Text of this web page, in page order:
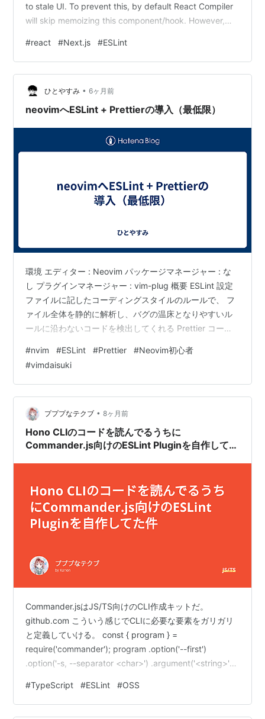
to stale UI. To prevent this, by default React Compiler
will skip memoizing this component/hook. However,
to other components/hoo…
#react #Next.js #ESLint
ひとやすみ • 6ヶ月前
neovimへESLint + Prettierの導入（最低限）
環境 エディター : Neovim パッケージマネージャー : な
し プラグインマネージャー : vim-plug 概要 ESLint 設定
ファイルに記したコーディングスタイルのルールで、 フ
ァイル全体を静的に解析し、バグの温床となりやすいル
ールに沿わないコードを検出してくれる Prettier コード
の品質向上のための一貫性 Prettier コードの可読性向上
のための一貫性 例えば、未使用の変数などに指摘が入る
のはESLint 設定手順 ESLint 事前にvscode-langservers-
extractedを…
#nvim #ESLint #Prettier #Neovim初心者
#vimdaisuki
プププなテクブ • 8ヶ月前
Hono CLIのコードを読んでるうちに
Commander.js向けのESLint Pluginを自作してた
Commander.jsはJS/TS向けのCLI作成キットだ。
github.com こういう感じでCLIに必要な要素をガリガリ
と定義していける。 const { program } =
require('commander'); program .option('--first')
.option('-s, --separator <char>') .argument('<string>');
const limit = options.first ? 1 : undefined; consol…
#TypeScript #ESLint #OSS